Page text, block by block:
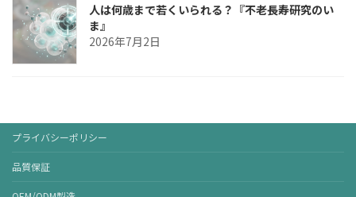
人は何歳まで若くいられる？『不老長寿研究のい
ま』
2026年7月2日
プライバシーポリシー
品質保証